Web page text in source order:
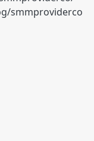
smmproviderco